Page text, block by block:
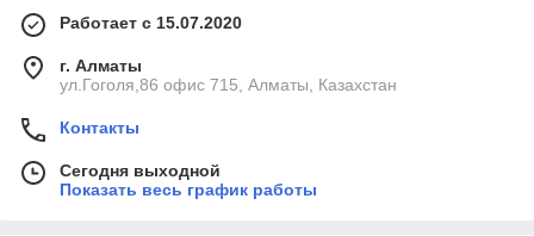
Работает с 15.07.2020
г. Алматы
ул.Гоголя,86 офис 715, Алматы, Казахстан
Контакты
Сегодня выходной
Показать весь график работы